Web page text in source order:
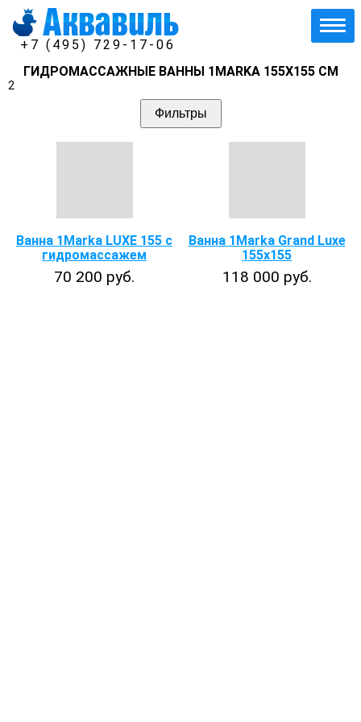
+7 (495) 729-17-06
ГИДРОМАССАЖНЫЕ ВАННЫ 1MARKA 155Х155 СМ
2
Фильтры
Ванна 1Marka LUXE 155 с
гидромассажем
70 200 руб.
Ванна 1Marka Grand Luxe
155х155
118 000 руб.